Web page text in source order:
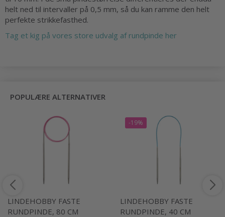
helt ned til intervaller på 0,5 mm, så du kan ramme den helt
perfekte strikkefasthed.
Tag et kig på vores store udvalg af rundpinde her
POPULÆRE ALTERNATIVER
LINDEHOBBY FASTE
RUNDPINDE, 80 CM
-19%
LINDEHOBBY FASTE
RUNDPINDE, 40 CM